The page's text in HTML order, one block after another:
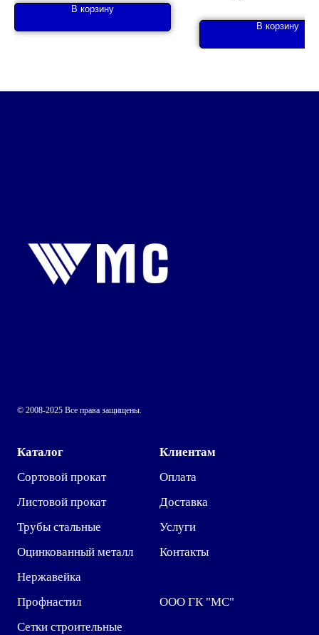
В корзину
В корзину
© 2008-2025 Все права защищены.
Каталог
Сортовой прокат
Листовой прокат
Трубы стальные
Оцинкованный металл
Нержавейка
Профнастил
Сетки строительные
Клиентам
Оплата
Доставка
Услуги
Контакты
ООО ГК "МС"